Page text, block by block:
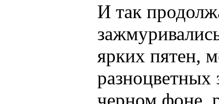
И так
ярких пятен,
разноцветных
черном фоне,